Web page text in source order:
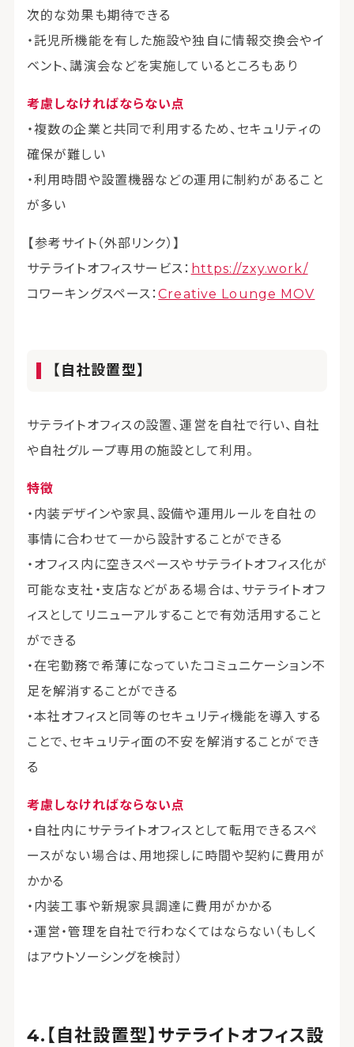
次的な効果も期待できる
・託児所機能を有した施設や独自に情報交換会やイ
ベント、講演会などを実施しているところもあり
考慮しなければならない点
・複数の企業と共同で利用するため、セキュリティの
確保が難しい
・利用時間や設置機器などの運用に制約があること
が多い
【参考サイト（外部リンク）】
サテライトオフィスサービス： https://zxy.work/
コワーキングスペース：Creative Lounge MOV
【自社設置型】
サテライトオフィスの設置、運営を自社で行い、自社
や自社グループ専用の施設として利用。
特徴
・内装デザインや家具、設備や運用ルールを自社の
事情に合わせて一から設計することができる
・オフィス内に空きスペースやサテライトオフィス化が
可能な支社・支店などがある場合は、サテライトオフ
ィスとしてリニューアルすることで有効活用すること
ができる
・在宅勤務で希薄になっていたコミュニケーション不
足を解消することができる
・本社オフィスと同等のセキュリティ機能を導入する
ことで、セキュリティ面の不安を解消することができ
る
考慮しなければならない点
・自社内にサテライトオフィスとして転用できるスペ
ースがない場合は、用地探しに時間や契約に費用が
かかる
・内装工事や新規家具調達に費用がかかる
・運営・管理を自社で行わなくてはならない（もしく
はアウトソーシングを検討）
【自社設置型】サテライトオフィス設